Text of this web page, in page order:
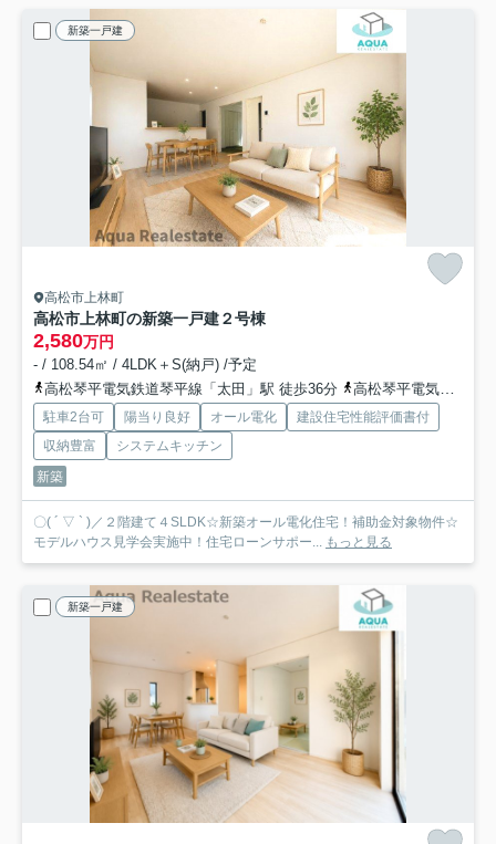
新築一戸建
高松市上林町
高松市上林町の新築一戸建２号棟
2,580万円
- / 108.54㎡ / 4LDK＋S(納戸) /予定
高松琴平電気鉄道琴平線「太田」駅 徒歩36分
高松琴平電気鉄道琴平線「仏生山」駅 徒歩38分
駐車2台可 陽当り良好 オール電化
建設住宅性能評価書付
収納豊富
システムキッチン
新築
〇( ´ ▽ ` )／２階建て４SLDK☆新築オール電化住宅！補助金対象物件☆
モデルハウス見学会実施中！住宅ローンサポー... もっと見る
新築一戸建